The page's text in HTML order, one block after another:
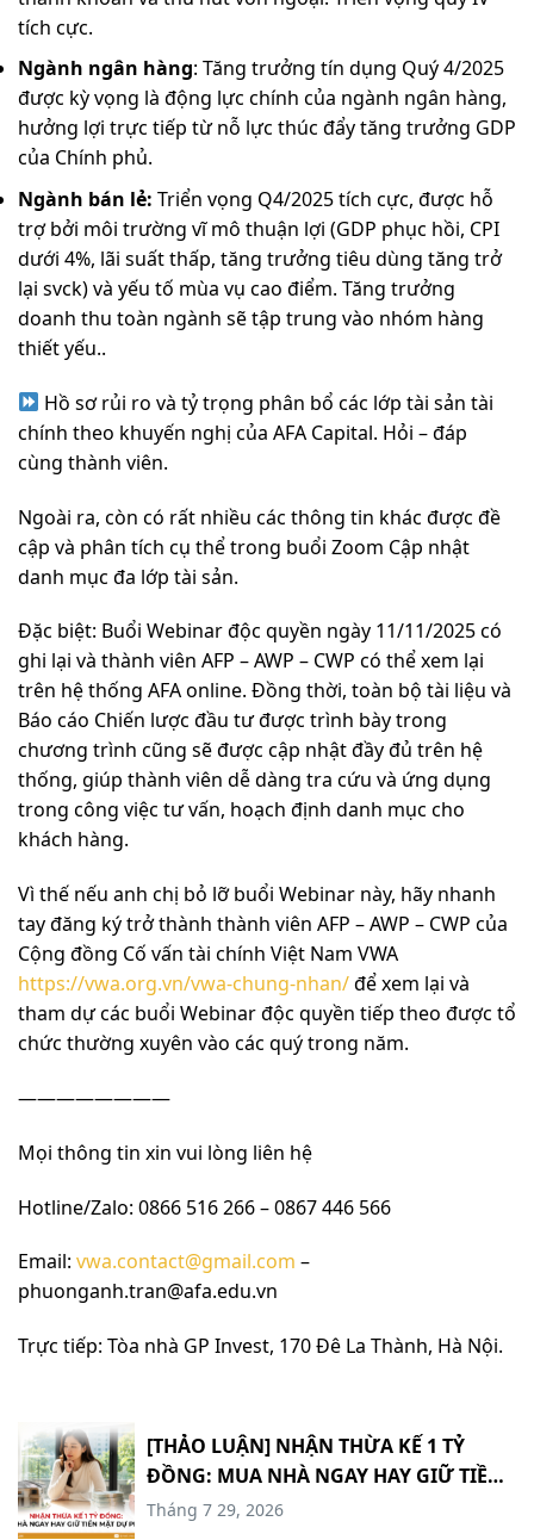
tích cực.
Ngành ngân hàng: Tăng trưởng tín dụng Quý 4/2025
được kỳ vọng là động lực chính của ngành ngân hàng,
hưởng lợi trực tiếp từ nỗ lực thúc đẩy tăng trưởng GDP
của Chính phủ.
Ngành bán lẻ: Triển vọng Q4/2025 tích cực, được hỗ
trợ bởi môi trường vĩ mô thuận lợi (GDP phục hồi, CPI
dưới 4%, lãi suất thấp, tăng trưởng tiêu dùng tăng trở
lại svck) và yếu tố mùa vụ cao điểm. Tăng trưởng
doanh thu toàn ngành sẽ tập trung vào nhóm hàng
thiết yếu..
Hồ sơ rủi ro và tỷ trọng phân bổ các lớp tài sản tài
chính theo khuyến nghị của AFA Capital. Hỏi – đáp
cùng thành viên.
Ngoài ra, còn có rất nhiều các thông tin khác được đề
cập và phân tích cụ thể trong buổi Zoom Cập nhật
danh mục đa lớp tài sản.
Đặc biệt: Buổi Webinar độc quyền ngày 11/11/2025 có
ghi lại và thành viên AFP – AWP – CWP có thể xem lại
trên hệ thống AFA online. Đồng thời, toàn bộ tài liệu và
Báo cáo Chiến lược đầu tư được trình bày trong
chương trình cũng sẽ được cập nhật đầy đủ trên hệ
thống, giúp thành viên dễ dàng tra cứu và ứng dụng
trong công việc tư vấn, hoạch định danh mục cho
khách hàng.
Vì thế nếu anh chị bỏ lỡ buổi Webinar này, hãy nhanh
tay đăng ký trở thành thành viên AFP – AWP – CWP của
Cộng đồng Cố vấn tài chính Việt Nam VWA
https://vwa.org.vn/vwa-chung-nhan/để xem lại và
tham dự các buổi Webinar độc quyền tiếp theo được tổ
chức thường xuyên vào các quý trong năm.
————————
Mọi thông tin xin vui lòng liên hệ
Hotline/Zalo: 0866 516 266 – 0867 446 566
Email: vwa.contact@gmail.com –
phuonganh.tran@afa.edu.vn
Trực tiếp: Tòa nhà GP Invest, 170 Đê La Thành, Hà Nội.
[THẢO LUẬN] NHẬN THỪA KẾ 1 TỶ
ĐỒNG: MUA NHÀ NGAY HAY GIỮ TIỀN
MẶT DỰ PHÒNG? #TCCN18
Tháng 7 29, 2026